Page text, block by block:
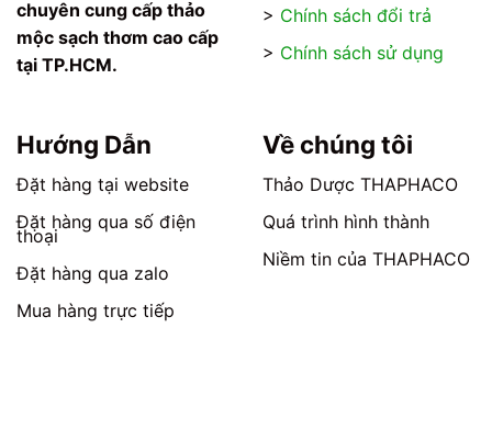
có
thể
được
trang
sản
phẩm
có
được
trang
sản
phẩm
chuyên cung cấp thảo
mộc sạch thơm cao cấp
tại TP.HCM.
> Chính sách đổi trả
> Chính sách sử dụng
Hướng Dẫn
Đặt hàng tại website
Đặt hàng qua số điện
thoại
Đặt hàng qua zalo
Mua hàng trực tiếp
Về chúng tôi
Thảo Dược THAPHACO
Quá trình hình thành
Niềm tin của THAPHACO